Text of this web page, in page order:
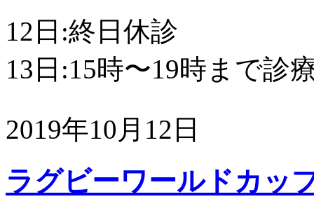
12日:終日休診
13日:15時〜19時まで診
2019年10月12日
ラグビーワールドカッ